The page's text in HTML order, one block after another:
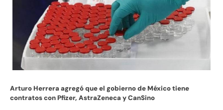
Arturo Herrera agregó que el gobierno de México tiene
contratos con Pfizer, AstraZeneca y CanSino